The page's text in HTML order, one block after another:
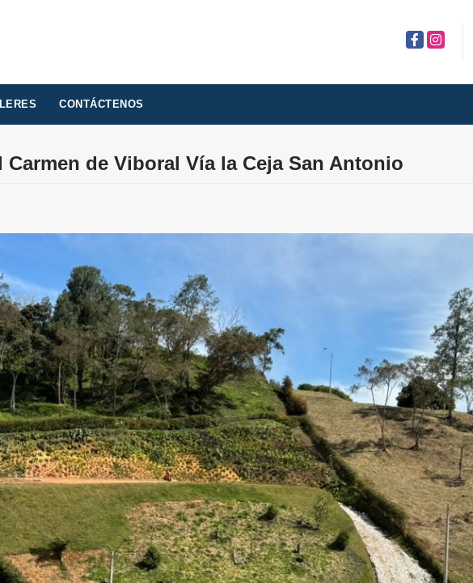
FacebookInstagram
CONTÁCTENOS
Carmen de Viboral Vía la Ceja San Antonio